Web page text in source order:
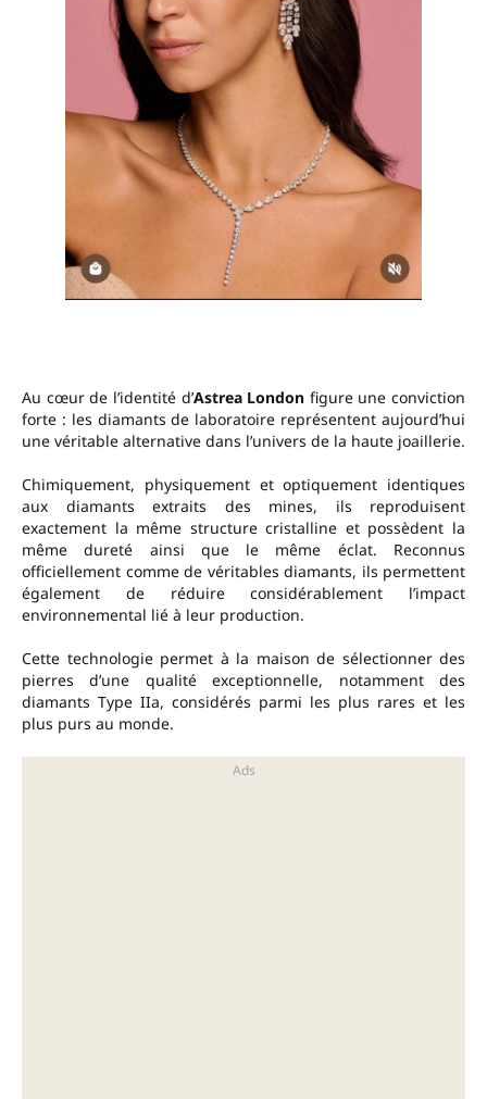
Au cœur de l’identité d’Astrea London figure une conviction
forte : les diamants de laboratoire représentent aujourd’hui
une véritable alternative dans l’univers de la haute joaillerie.
Chimiquement, physiquement et optiquement identiques
aux diamants extraits des mines, ils reproduisent
exactement la même structure cristalline et possèdent la
même dureté ainsi que le même éclat. Reconnus
officiellement comme de véritables diamants, ils permettent
également de réduire considérablement l’impact
environnemental lié à leur production.
Cette technologie permet à la maison de sélectionner des
pierres d’une qualité exceptionnelle, notamment des
diamants Type IIa, considérés parmi les plus rares et les
plus purs au monde.